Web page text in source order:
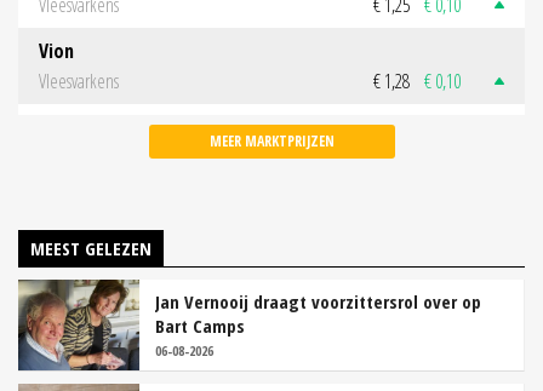
Vion
Vleesvarkens
€ 1,28 € 0,10
MEER MARKTPRIJZEN
MEEST GELEZEN
Jan Vernooij draagt voorzittersrol over op
Bart Camps
06-08-2026